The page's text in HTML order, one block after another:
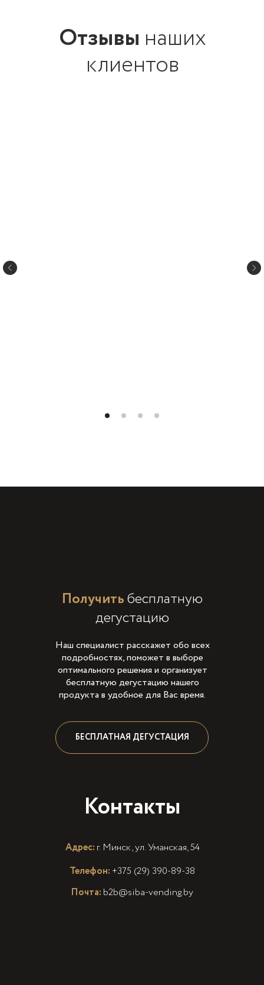
Отзывы наших
клиентов
Контакты
Телефон: +375 (29) 390-89-38
Почта: b2b@siba-vending.by
Получитьбесплатную
дегустацию
Наш специалист расскажет обо всех
подробностях, поможет в выборе
оптимального решения и организует
бесплатную дегустацию нашего
продукта в удобное для Вас время.
БЕСПЛАТНАЯ ДЕГУСТАЦИЯ
Адрес: г. Минск, ул. Уманская, 54